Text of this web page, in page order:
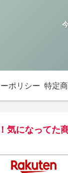
ポリシー
気になってた